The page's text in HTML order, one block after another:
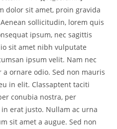
dolor sit amet, proin gravida
sollicitudin, lorem quis
ipsum, nec sagittis
sit amet nibh vulputate
ipsum velit. Nam nec
ornare odio. Sed non mauris
in elit. Classaptent taciti
conubia nostra, per
erat justo. Nullam ac urna
sit amet a augue. Sed non